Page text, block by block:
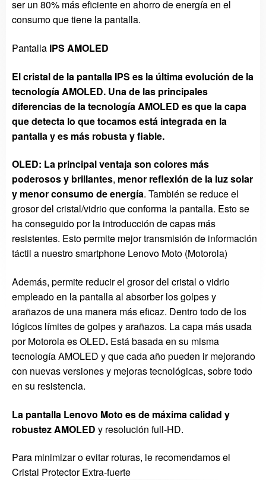
ser un 80% más eficiente en ahorro de energía en el
consumo que tiene la pantalla.
Pantalla IPS AMOLED
El cristal de la pantalla IPS es la última evolución de la
tecnología AMOLED. Una de las principales
diferencias de la tecnología AMOLED es que la capa
que detecta lo que tocamos está integrada en la
pantalla y es más robusta y fiable.
OLED: La principal ventaja son colores más
poderosos y brillantes, menor reflexión de la luz solar
y menor consumo de energía. También se reduce el
grosor del cristal/vidrio que conforma la pantalla. Esto se
ha conseguido por la introducción de capas más
resistentes. Esto permite mejor transmisión de información
táctil a nuestro smartphone Lenovo Moto (Motorola)
Además, permite reducir el grosor del cristal o vidrio
empleado en la pantalla al absorber los golpes y
arañazos de una manera más eficaz. Dentro todo de los
lógicos límites de golpes y arañazos. La capa más usada
por Motorola es OLED. Está basada en su misma
tecnología AMOLED y que cada año pueden ir mejorando
con nuevas versiones y mejoras tecnológicas, sobre todo
en su resistencia.
La pantalla Lenovo Moto es de máxima calidad y
robustez AMOLED y resolución full-HD.
Para minimizar o evitar roturas, le recomendamos el
Cristal Protector Extra-fuerte